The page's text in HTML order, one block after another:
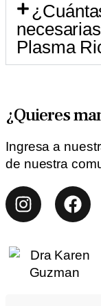
Plasma
¿Quieres
Ingresa a
de nuestra